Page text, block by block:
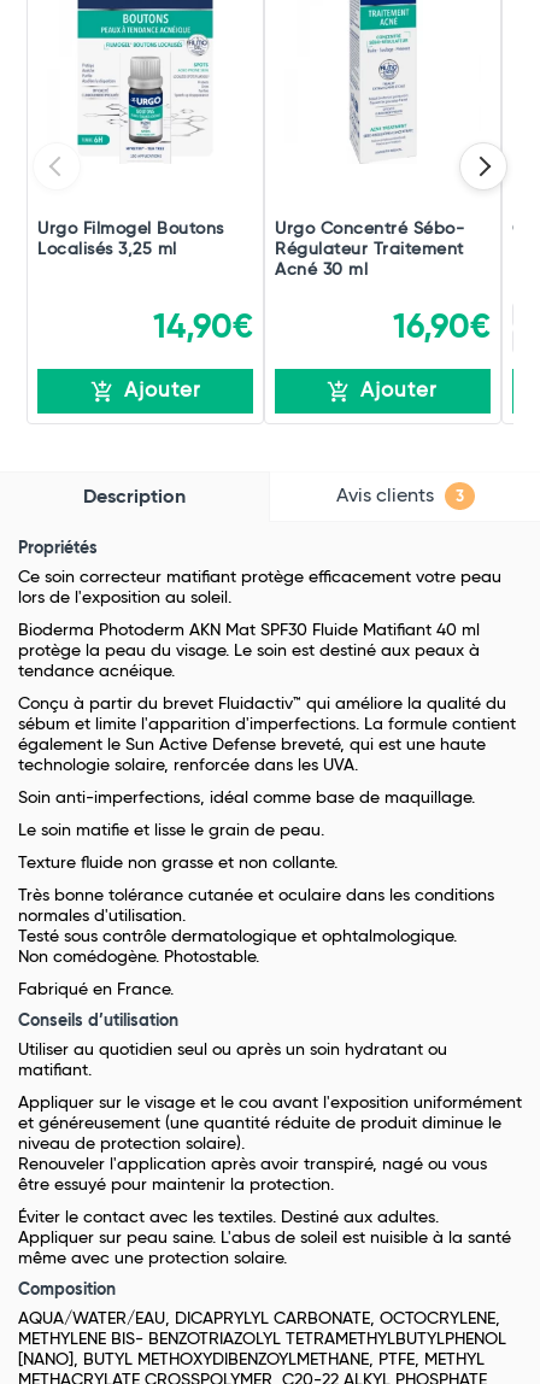
Urgo Filmogel Boutons
Localisés 3,25 ml
14,90€
Ajouter
Urgo Concentré Sébo-
Régulateur Traitement
Acné 30 ml
16,90€
Ajouter
Description Avis clients 3
Propriétés
Ce soin correcteur matifiant protège efficacement votre peau
lors de l'exposition au soleil.
Bioderma Photoderm AKN Mat SPF30 Fluide Matifiant 40 ml
protège la peau du visage. Le soin est destiné aux peaux à
tendance acnéique.
Conçu à partir du brevet Fluidactiv™ qui améliore la qualité du
sébum et limite l'apparition d'imperfections. La formule contient
également le Sun Active Defense breveté, qui est une haute
technologie solaire, renforcée dans les UVA.
Soin anti-imperfections, idéal comme base de maquillage.
Le soin matifie et lisse le grain de peau.
Texture fluide non grasse et non collante.
Très bonne tolérance cutanée et oculaire dans les conditions
normales d'utilisation.
Testé sous contrôle dermatologique et ophtalmologique.
Non comédogène. Photostable.
Fabriqué en France.
Conseils d’utilisation
Utiliser au quotidien seul ou après un soin hydratant ou
matifiant.
Appliquer sur le visage et le cou avant l'exposition uniformément
et généreusement (une quantité réduite de produit diminue le
niveau de protection solaire).
Renouveler l'application après avoir transpiré, nagé ou vous
être essuyé pour maintenir la protection.
Éviter le contact avec les textiles. Destiné aux adultes.
Appliquer sur peau saine. L'abus de soleil est nuisible à la santé
même avec une protection solaire.
Composition
AQUA/WATER/EAU, DICAPRYLYL CARBONATE, OCTOCRYLENE,
METHYLENE BIS- BENZOTRIAZOLYL TETRAMETHYLBUTYLPHENOL
[NANO], BUTYL METHOXYDIBENZOYLMETHANE, PTFE, METHYL